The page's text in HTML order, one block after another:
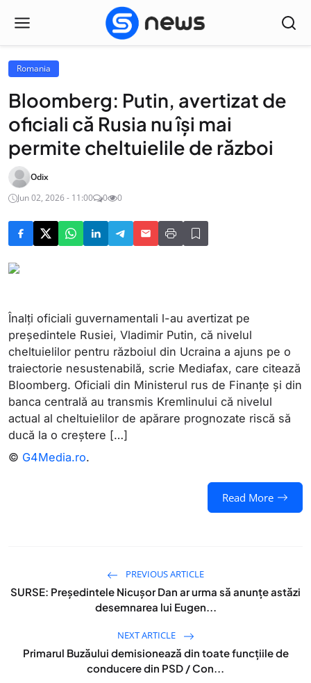
Romania
Bloomberg: Putin, avertizat de
oficiali că Rusia nu își mai
permite cheltuielile de război
Odix
Jun 02, 2026 - 11:00
0 0
Înalți oficiali guvernamentali l-au avertizat pe
președintele Rusiei, Vladimir Putin, că nivelul
cheltuielilor pentru războiul din Ucraina a ajuns pe o
traiectorie nesustenabilă, scrie Mediafax, care citează
Bloomberg. Oficiali din Ministerul rus de Finanțe și din
banca centrală au transmis Kremlinului că nivelul
actual al cheltuielilor de apărare prognozate riscă să
ducă la o creștere […]
© G4Media.ro.
Read More
PREVIOUS ARTICLE
SURSE: Președintele Nicușor Dan ar urma să anunțe astăzi
desemnarea lui Eugen...
NEXT ARTICLE
Primarul Buzăului demisionează din toate funcțiile de
conducere din PSD / Con...